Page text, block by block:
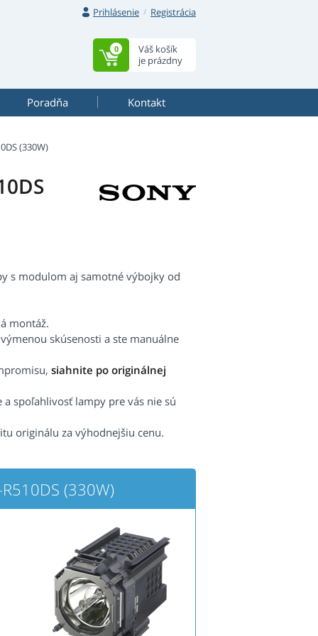
Prihlásenie Registrácia
Váš košík
je prázdny
0
Poradňa Kontakt
(330W)
s modulom aj samotné výbojky od
montáž.
skúsenosti a ste manuálne
siahnite po originálnej
spoľahlivosť lampy pre vás nie sú
originálu za výhodnejšiu cenu.
(330W)